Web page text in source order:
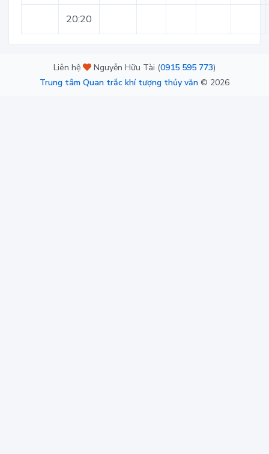
20:20
Liên hệ Nguyễn Hữu Tài (0915 595 773)
Trung tâm Quan trắc khí tượng thủy văn © 2026